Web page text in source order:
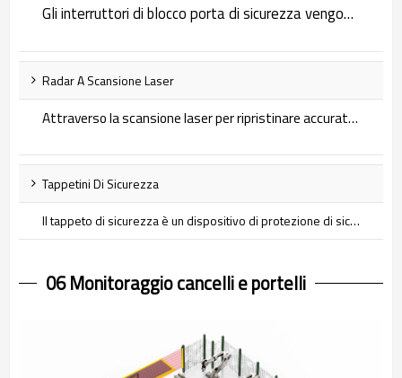
Gli interruttori di blocco porta di sicurezza vengono utilizzati in una varietà di applicazioni in cui è necessario limitare l'accesso o impedire l'attivazione accidentale. Sono un meccanismo che aumenta la sicurezza impedendo l'uso accidentale o non autorizzato di uno specifico macchinario, attrezzatura o sistema.
Radar A Scansione Laser
Attraverso la scansione laser per ripristinare accuratamente l'ambiente circostante, se un oggetto entra nell'area di avviso preimpostata, il lidar fornirà un segnale di avviso acustico e visivo all'operatore. Lidar è stato ampiamente utilizzato in molti campi, ad esempio per evitare ostacoli senza conducente, posizionamento e navigazione autonomi di robot di servizio, navigazione e evitamento ostacoli AGV, protezione della sicurezza operativa dell'area di fabbrica, monitoraggio intelligente della sicurezza e rilevamento intelligente dei veicoli di trasporto.
Tappetini Di Sicurezza
Il tappeto di sicurezza è un dispositivo di protezione di sicurezza sensibile alla pressione. Quando viene esercitato un peso minimo impostato sul tappeto di sicurezza, l'interruttore si spegne e il controller invierà un segnale di arresto alla macchina protetta per arrestarne il movimento. Proteggi in modo affidabile gli operatori da vari potenziali pericoli.
06 Monitoraggio cancelli e portelli